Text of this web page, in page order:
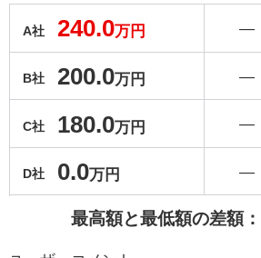
A社 240.0万円
B社 200.0万円
C社 180.0万円
D社 0.0万円
―
―
―
―
最高額と最低額の差額：